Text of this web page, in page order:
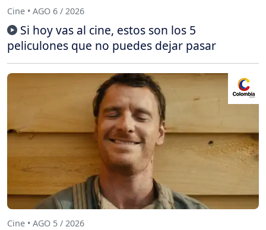
Cine • AGO 6 / 2026
Si hoy vas al cine, estos son los 5
peliculones que no puedes dejar pasar
Cine • AGO 5 / 2026